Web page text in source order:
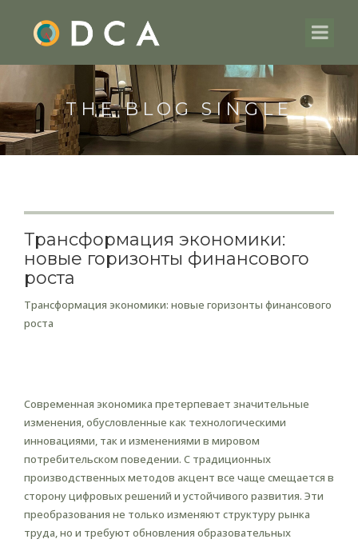
THE BLOG SINGLE
Трансформация экономики:
новые горизонты финансового
роста
Трансформация экономики: новые горизонты финансового
роста
Современная экономика претерпевает значительные
изменения, обусловленные как технологическими
инновациями, так и изменениями в мировом
потребительском поведении. С традиционных
производственных методов акцент все чаще смещается в
сторону цифровых решений и устойчивого развития. Эти
преобразования не только изменяют структуру рынка
труда, но и требуют обновления образовательных